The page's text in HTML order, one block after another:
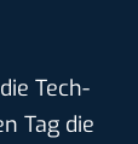
Tech-
Tag die